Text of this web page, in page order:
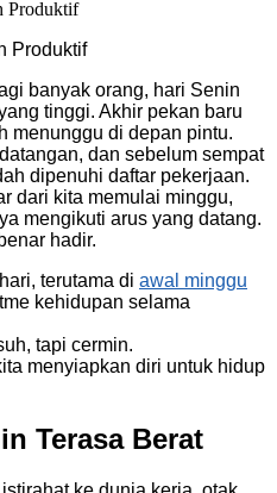
Produktif
banyak orang, hari Senin
tinggi. Akhir pekan baru
menunggu di depan pintu.
dan sebelum sempat
dipenuhi daftar pekerjaan.
dari kita memulai minggu,
mengikuti arus yang datang.
hadir.
terutama di awal minggu
kehidupan selama
tapi cermin.
menyiapkan diri untuk hidup
Terasa Berat